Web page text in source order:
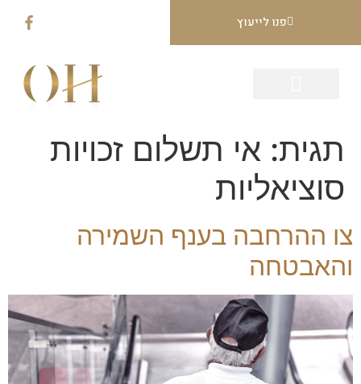
פנו לייעוץ
תגית: אי תשלום זכויות
סוציאליות
צו ההרחבה בענף השמירה
והאבטחה